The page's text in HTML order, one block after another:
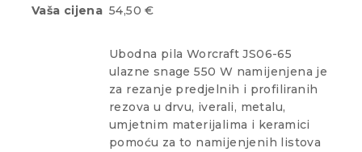
Vaša cijena 54,50 €
Ubodna pila Worcraft JS06-65
ulazne snage 550 W namijenjena je
za rezanje predjelnih i profiliranih
rezova u drvu, iverali, metalu,
umjetnim materijalima i keramici
pomoću za to namijenjenih listova